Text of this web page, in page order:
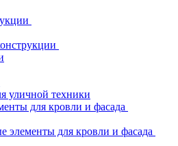
уличной техники
для кровли и фасада
элементы для кровли и фасада